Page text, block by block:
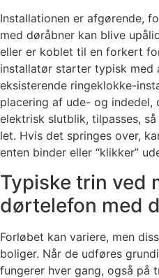
Installationen er afgørende,
med døråbner kan blive
eller er koblet til en forkert
installatør starter typisk med
eksisterende ringeklokke-
placering af ude- og indedel,
elektrisk slutblik, tilpasses,
let. Hvis det springes over,
enten binder eller “klikker”
Typiske trin ved
dørtelefon med
Forløbet kan variere, men
boliger. Når de udføres
fungerer hver gang, også på